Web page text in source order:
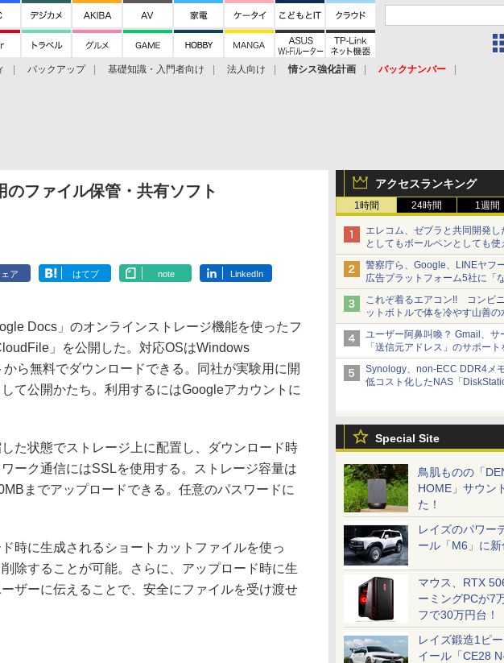
バックアップ 基礎知識・入門者向け 法人向け 情シス強化計画
バックナンバー
アクセスランキング
1時間 24時間 1週間
エレコム、ゼブラと共同開発し
としてもボールペンとしても使
スツーウェイ」発売 iPadにも
えずに書き込める
警察庁ら、Google、LINEヤフ
広告プラットフォーム5社に「
広告」対策強化を要請 著名人
使った投資詐欺などへの対策と
これぞ着るエアコン!! コンビ
ットボトルで体を冷やす山善の
ードバイクにちょうどいい【ぼ
ど！その14】【空いた時間で
ユーザー阿鼻叫喚？ Gmail、サ
「送信元アドレス」のサポー
【やじうまWatch】
Synology、non-ECC DDR4メ
低コスト化したNAS「
ーズ 予算を抑えて導入でき、
Special Site
鳥肌ものの「
HOME」サウン
た！
レイズのパワー
ール「M6」に
マウス、RTX
ーミングPCが7
フで30万円台！
レイズ鍛造1ピ
イール「CE28
ファイル保管・共有ソフト
ア はてブ note LinkedIn
Docs」のオンラインストレージ機能を使ったフ
」を公開した。対応OSはWindows
ら無料でダウンロードできる。同社が実験用に開
て公開かたち。利用するにはGoogleアカウントに
た状態でストレージ上に配置し、ダウンロード時
ーク通信にはSSLを使用する。ストレージ容量は
までアップロードできる。任意のパスワードに
時に生成されるショートカットファイルを使っ
除することが可能。さらに、アップロード時に生
ザーに伝えることで、安全にファイルを受け渡せ